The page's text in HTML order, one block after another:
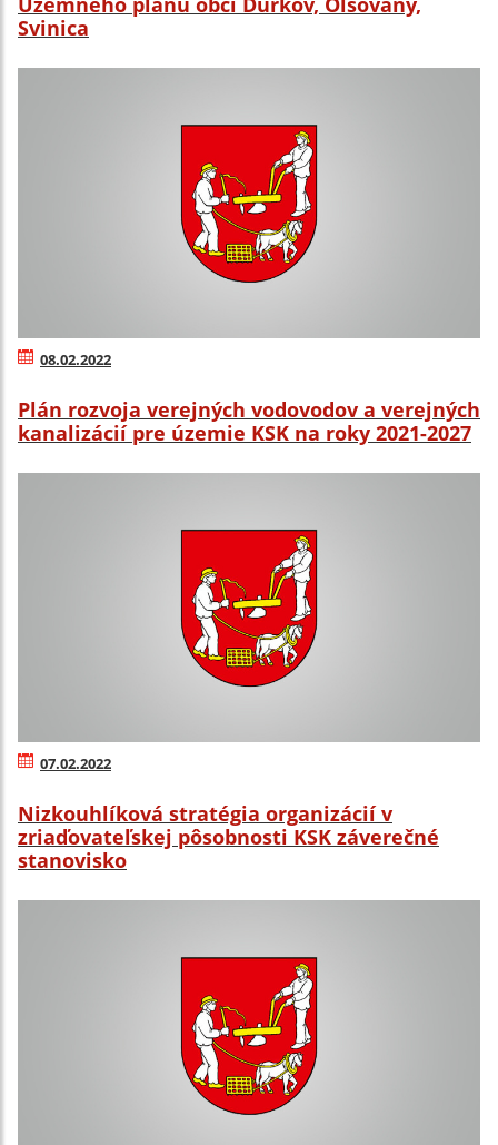
Svinica
08.02.2022
Plán rozvoja verejných vodovodov a verejných
kanalizácií pre územie KSK na roky 2021-2027
07.02.2022
Nizkouhlíková stratégia organizácií v
zriaďovateľskej pôsobnosti KSK záverečné
stanovisko